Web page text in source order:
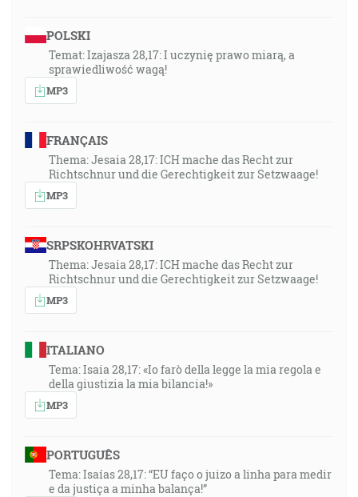
POLSKI
Temat: Izajasza 28,17: I uczynię prawo miarą, a
sprawiedliwość wagą!
MP3
FRANÇAIS
Thema: Jesaia 28,17: ICH mache das Recht zur
Richtschnur und die Gerechtigkeit zur Setzwaage!
MP3
SRPSKOHRVATSKI
Thema: Jesaia 28,17: ICH mache das Recht zur
Richtschnur und die Gerechtigkeit zur Setzwaage!
MP3
ITALIANO
Tema: Isaia 28,17: «Io farò della legge la mia regola e
della giustizia la mia bilancia!»
MP3
PORTUGUÊS
Tema: Isaías 28,17: “EU faço o juizo a linha para medir
e da justiça a minha balança!”